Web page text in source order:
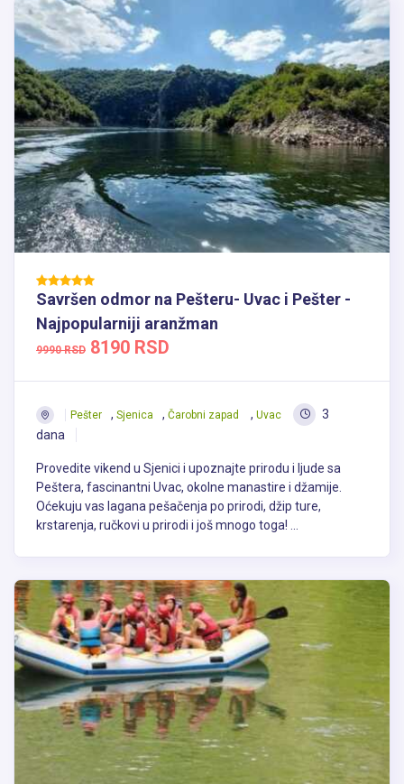
Savršen odmor na Pešteru- Uvac i Pešter -
Najpopularniji aranžman
9990 RSD 8190 RSD
Pešter , Sjenica , Čarobni zapad , Uvac
3
dana
Provedite vikend u Sjenici i upoznajte prirodu i ljude sa
Peštera, fascinantni Uvac, okolne manastire i džamije.
Oćekuju vas lagana pešačenja po prirodi, džip ture,
krstarenja, ručkovi u prirodi i još mnogo toga! ...